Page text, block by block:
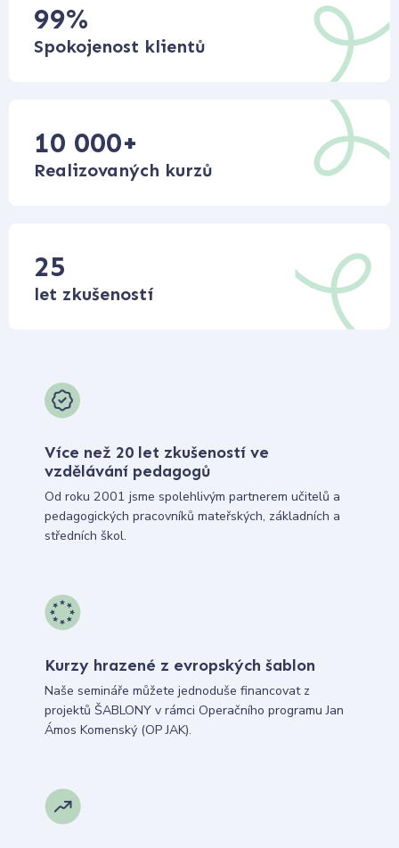
99%
Spokojenost klientů
10 000+
Realizovaných kurzů
25
let zkušeností
Více než 20 let zkušeností ve
vzdělávání pedagogů
Od roku 2001 jsme spolehlivým partnerem učitelů a
pedagogických pracovníků mateřských, základních a
středních škol.
Kurzy hrazené z evropských šablon
Naše semináře můžete jednoduše financovat z
projektů ŠABLONY v rámci Operačního programu Jan
Ámos Komenský (OP JAK).